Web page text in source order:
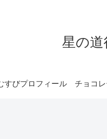
星の道
すびプロフィール チョコ